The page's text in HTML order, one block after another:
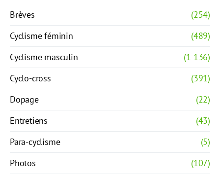
Brèves
(254)
Cyclisme féminin
(489)
Cyclisme masculin
(1 136)
Cyclo-cross
(391)
Dopage
(22)
Entretiens
(43)
Para-cyclisme
(5)
Photos
(107)